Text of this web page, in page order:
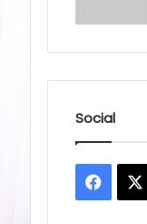
Social